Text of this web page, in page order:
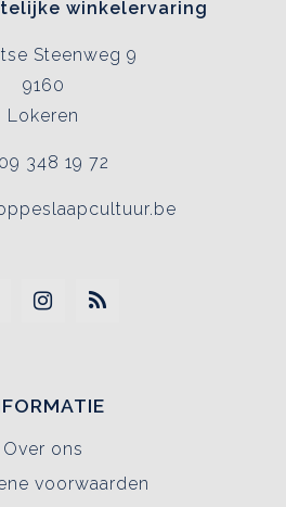
winkelervaring
Steenweg 9
9160
Lokeren
09 348 19 72
Over ons
voorwaarden